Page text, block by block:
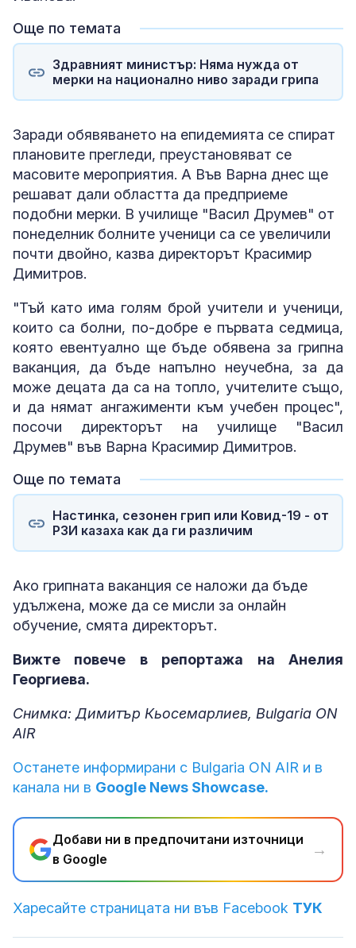
Още по темата
Здравният министър: Няма нужда от
мерки на национално ниво заради грипа
Заради обявяването на епидемията се спират
плановите прегледи, преустановяват се
масовите мероприятия. А Във Варна днес ще
решават дали областта да предприеме
подобни мерки. В училище "Васил Друмев" от
понеделник болните ученици са се увеличили
почти двойно, казва директорът Красимир
Димитров.
"Тъй като има голям брой учители и ученици,
които са болни, по-добре е първата седмица,
която евентуално ще бъде обявена за грипна
ваканция, да бъде напълно неучебна, за да
може децата да са на топло, учителите също,
и да нямат ангажименти към учебен процес",
посочи директорът на училище "Васил
Друмев" във Варна Красимир Димитров.
Още по темата
Настинка, сезонен грип или Ковид-19 - от
РЗИ казаха как да ги различим
Ако грипната ваканция се наложи да бъде
удължена, може да се мисли за онлайн
обучение, смята директорът.
Вижте повече в репортажа на Анелия
Георгиева.
Снимка: Димитър Кьосемарлиев, Bulgaria ON
AIR
Останете информирани с Bulgaria ON AIR и в
канала ни в Google News Showcase.
Добави ни в предпочитани източници
в Google
→
Харесайте страницата ни във Facebook ТУК